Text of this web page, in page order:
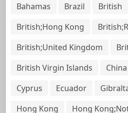
Bahamas Brazil
British
British;Hong Kong
British;United Kingdom
British Virgin Islands
China
Cyprus
Ecuador
Hong Kong
Hong